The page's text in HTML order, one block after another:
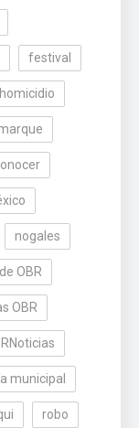
festival
homicidio
nogales
OBR
OBR
municipal
robo